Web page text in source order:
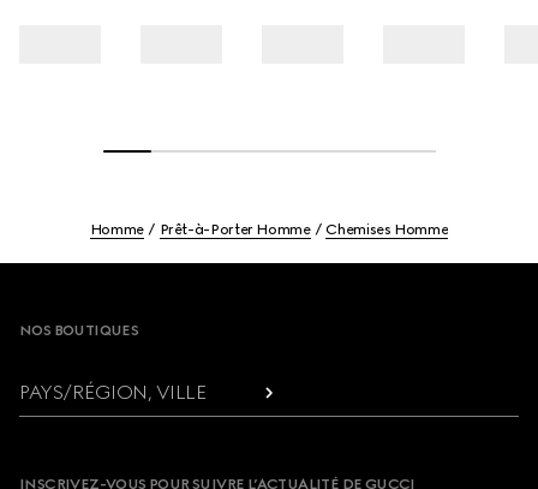
Homme Prêt-à-Porter Homme Chemises Homme
NOS BOUTIQUES
PAYS/RÉGION, VILLE
INSCRIVEZ-VOUS POUR SUIVRE L’ACTUALITÉ DE GUCCI